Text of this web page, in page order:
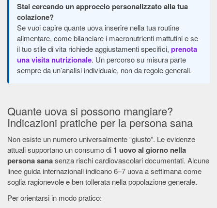
Stai cercando un approccio personalizzato alla tua
colazione?
Se vuoi capire quante uova inserire nella tua routine
alimentare, come bilanciare i macronutrienti mattutini e se
il tuo stile di vita richiede aggiustamenti specifici, prenota
una visita nutrizionale. Un percorso su misura parte
sempre da un’analisi individuale, non da regole generali.
Quante uova si possono mangiare?
Indicazioni pratiche per la persona sana
Non esiste un numero universalmente “giusto”. Le evidenze
attuali supportano un consumo di 1 uovo al giorno nella
persona sanasenza rischi cardiovascolari documentati. Alcune
linee guida internazionali indicano 6–7 uova a settimana come
soglia ragionevole e ben tollerata nella popolazione generale.
Per orientarsi in modo pratico: